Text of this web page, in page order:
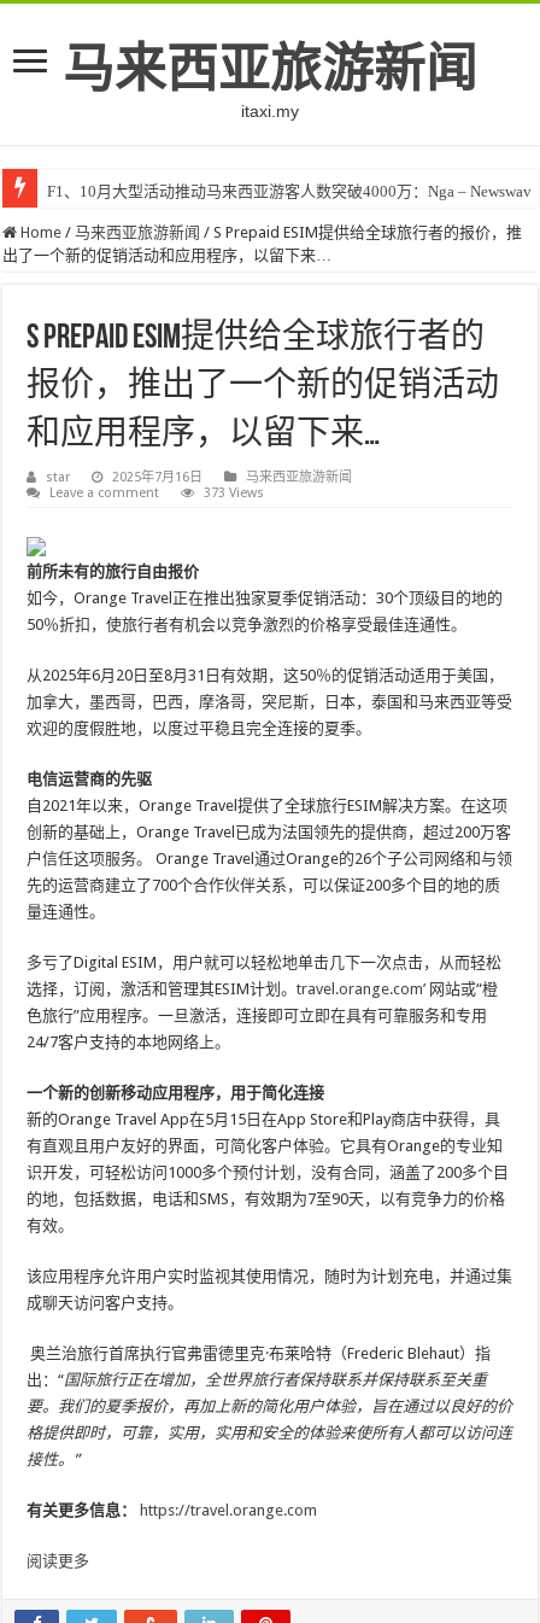
马来西亚旅游新闻
itaxi.my
F1、10月大型活动推动马来西亚游客人数突破4000万：Nga – Newswav
Home / 马来西亚旅游新闻 / S Prepaid ESIM提供给全球旅行者的报价，推
出了一个新的促销活动和应用程序，以留下来…
S Prepaid ESIM提供给全球旅行者的
报价，推出了一个新的促销活动
和应用程序，以留下来…
star 2025年7月16日
马来西亚旅游新闻
Leave a comment
373 Views
前所未有的旅行自由报价
如今，Orange Travel正在推出独家夏季促销活动：30个顶级目的地的
50％折扣，使旅行者有机会以竞争激烈的价格享受最佳连通性。
从2025年6月20日至8月31日有效期，这50％的促销活动适用于美国，
加拿大，墨西哥，巴西，摩洛哥，突尼斯，日本，泰国和马来西亚等受
欢迎的度假胜地，以度过平稳且完全连接的夏季。
电信运营商的先驱
自2021年以来，Orange Travel提供了全球旅行ESIM解决方案。在这项
创新的基础上，Orange Travel已成为法国领先的提供商，超过200万客
户信任这项服务。 Orange Travel通过Orange的26个子公司网络和与领
先的运营商建立了700个合作伙伴关系，可以保证200多个目的地的质
量连通性。
多亏了Digital ESIM，用户就可以轻松地单击几下一次点击，从而轻松
选择，订阅，激活和管理其ESIM计划。travel.orange.com’ 网站或“橙
色旅行”应用程序。一旦激活，连接即可立即在具有可靠服务和专用
24/7客户支持的本地网络上。
一个新的创新移动应用程序，用于简化连接
新的Orange Travel App在5月15日在App Store和Play商店中获得，具
有直观且用户友好的界面，可简化客户体验。它具有Orange的专业知
识开发，可轻松访问1000多个预付计划，没有合同，涵盖了200多个目
的地，包括数据，电话和SMS，有效期为7至90天，以有竞争力的价格
有效。
该应用程序允许用户实时监视其使用情况，随时为计划充电，并通过集
成聊天访问客户支持。
奥兰治旅行首席执行官弗雷德里克·布莱哈特（Frederic Blehaut）指
出：“国际旅行正在增加，全世界旅行者保持联系并保持联系至关重
要。我们的夏季报价，再加上新的简化用户体验，旨在通过以良好的价
格提供即时，可靠，实用，实用和安全的体验来使所有人都可以访问连
接性。”
有关更多信息： https://travel.orange.com
阅读更多